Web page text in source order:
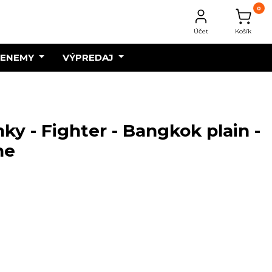
Účet
0
Košík
VÝPREDAJ
- Fighter - Bangkok plain -